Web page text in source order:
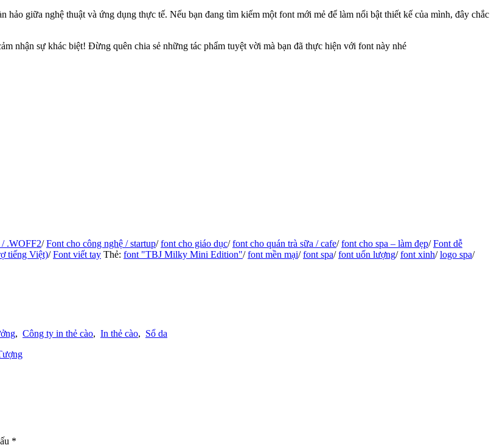
giữa nghệ thuật và ứng dụng thực tế. Nếu bạn đang tìm kiếm một font mới mẻ để làm nổi bật thiết kế của mình, đây chắc
nhận sự khác biệt! Đừng quên chia sẻ những tác phẩm tuyệt vời mà bạn đã thực hiện với font này nhé
.WOFF2/Font cho công nghệ / startup/font cho giáo dục/font cho quán trà sữa / cafe/font cho spa – làm đẹp/Font dễ
tiếng Việt)/Font viết tay Thẻ: font "TBJ Milky Mini Edition"/font mền mại/font spa/font uốn lượng/font xinh/logo spa/
, Công ty in thẻ cào, In thẻ cào, Sổ da
*